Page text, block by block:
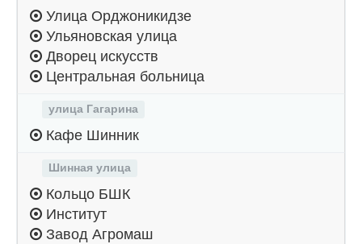
Улица Орджоникидзе
Ульяновская улица
Дворец искусств
Центральная больница
улица Гагарина
Кафе Шинник
Шинная улица
Кольцо БШК
Институт
Завод Агромаш